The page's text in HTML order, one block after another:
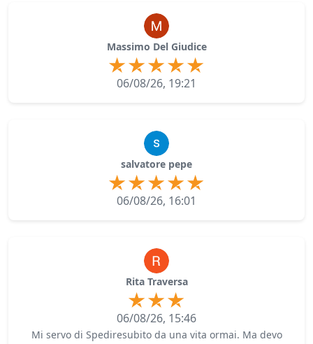
Massimo Del Giudice
06/08/26, 19:21
salvatore pepe
06/08/26, 16:01
Rita Traversa
06/08/26, 15:46
Mi servo di Spediresubito da una vita ormai. Ma devo